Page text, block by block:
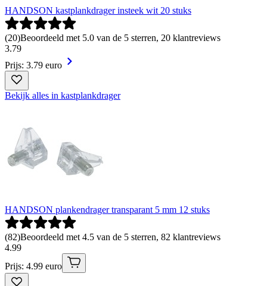
HANDSON kastplankdrager insteek wit 20 stuks
(20)Beoordeeld met 5.0 van de 5 sterren, 20 klantreviews
3.79
Prijs: 3.79 euro
Bekijk alles in kastplankdrager
HANDSON plankendrager transparant 5 mm 12 stuks
(82)Beoordeeld met 4.5 van de 5 sterren, 82 klantreviews
4.99
Prijs: 4.99 euro